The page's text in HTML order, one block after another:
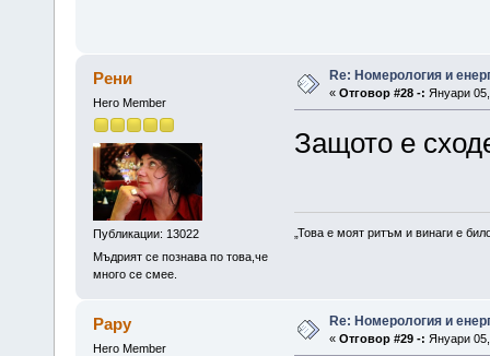
Рени
Hero Member
Публикации: 13022
Мъдрият се познава по това,че
много се смее.
Re: Номерология и
« Отговор #28 -: Януари
Защото е
„Това е моят ритъм и винаги е
Papy
Hero Member
Re: Номерология и
« Отговор #29 -: Януари